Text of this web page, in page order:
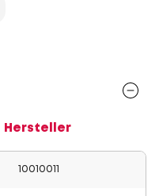
Hersteller
10010011